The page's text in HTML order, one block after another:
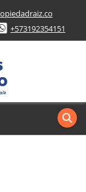
+573192354151